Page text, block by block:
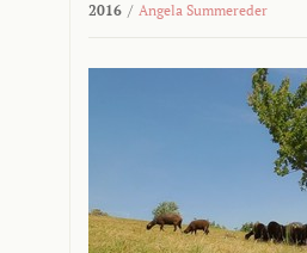
2016 / Angela Summereder